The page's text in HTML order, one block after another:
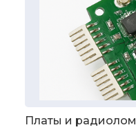
Платы и радиолом